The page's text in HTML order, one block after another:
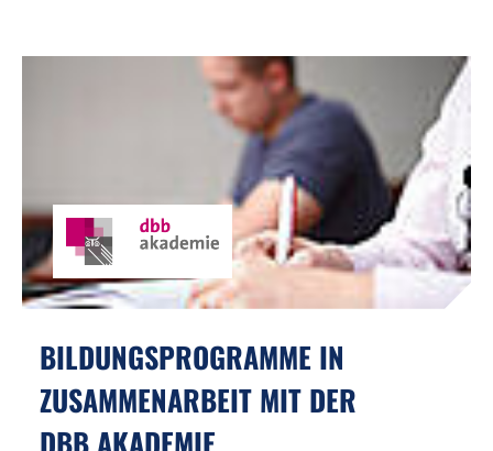
BILDUNGSPROGRAMME IN
ZUSAMMENARBEIT MIT DER